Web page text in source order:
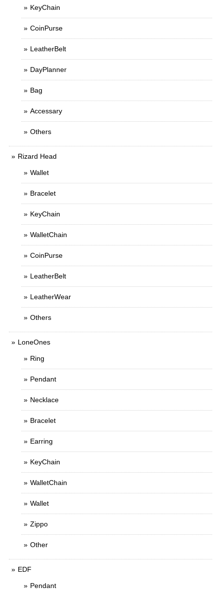
KeyChain
CoinPurse
LeatherBelt
DayPlanner
Bag
Accessary
Others
Rizard Head
Wallet
Bracelet
KeyChain
WalletChain
CoinPurse
LeatherBelt
LeatherWear
Others
LoneOnes
Ring
Pendant
Necklace
Bracelet
Earring
KeyChain
WalletChain
Wallet
Zippo
Other
EDF
Pendant